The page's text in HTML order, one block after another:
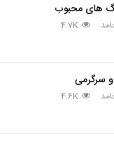
های محبوب
4.7K
سرگرمی
4.6K